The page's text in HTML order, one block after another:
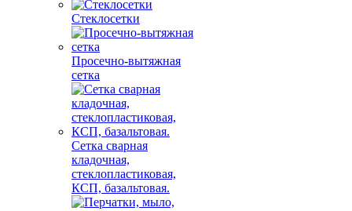
Стеклосетки
Просечно-вытяжная
сетка
Сетка сварная
кладочная,
стеклопластиковая,
КСП, базальтовая.